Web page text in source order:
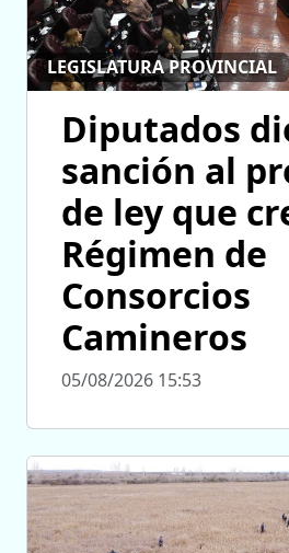
LEGISLATURA PROVINCIAL
Diputados
sanción al
de ley que
Régimen de
Consorcios
Camineros
05/08/2026 15:53